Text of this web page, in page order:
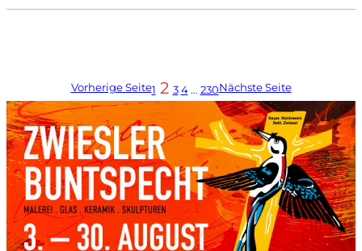
Vorherige Seite1 2 3 4 … 230Nächste Seite